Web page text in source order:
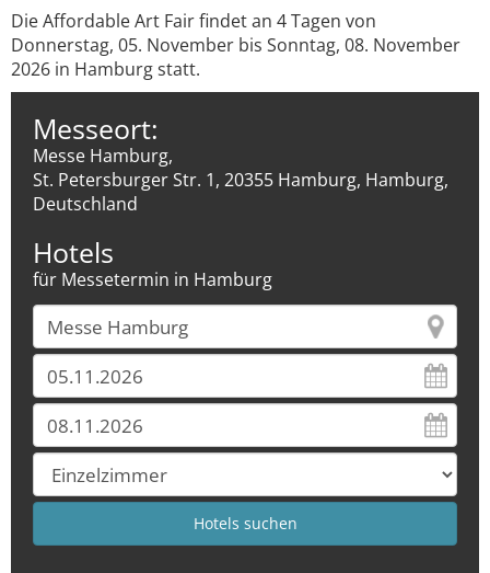
Die Affordable Art Fair findet an 4 Tagen von
Donnerstag, 05. November bis Sonntag, 08. November
2026 in Hamburg statt.
Messeort:
Messe Hamburg,
St. Petersburger Str. 1, 20355 Hamburg, Hamburg,
Deutschland
Hotels
für Messetermin in Hamburg